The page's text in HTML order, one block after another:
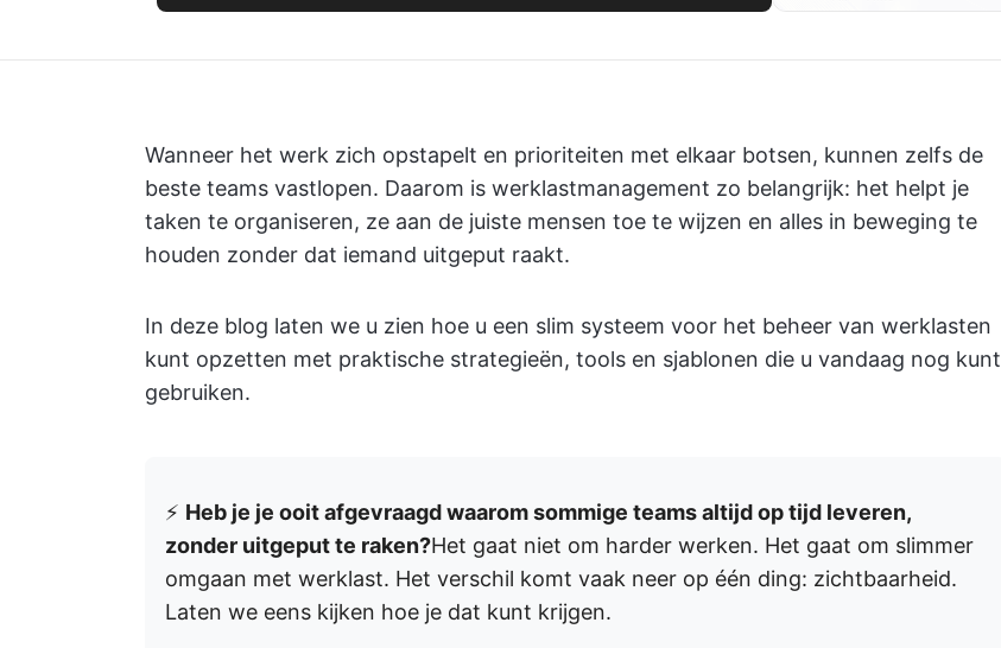
Wanneer het werk zich opstapelt en prioriteiten met elkaar botsen, kunnen zelfs de
beste teams vastlopen. Daarom is werklastmanagement zo belangrijk: het helpt je
taken te organiseren, ze aan de juiste mensen toe te wijzen en alles in beweging te
houden zonder dat iemand uitgeput raakt.
In deze blog laten we u zien hoe u een slim systeem voor het beheer van werklasten
kunt opzetten met praktische strategieën, tools en sjablonen die u vandaag nog kunt
gebruiken.
⚡ Heb je je ooit afgevraagd waarom sommige teams altijd op tijd leveren,
zonder uitgeput te raken?Het gaat niet om harder werken. Het gaat om slimmer
omgaan met werklast. Het verschil komt vaak neer op één ding: zichtbaarheid.
Laten we eens kijken hoe je dat kunt krijgen.